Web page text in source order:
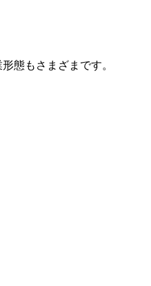
態もさまざまです。